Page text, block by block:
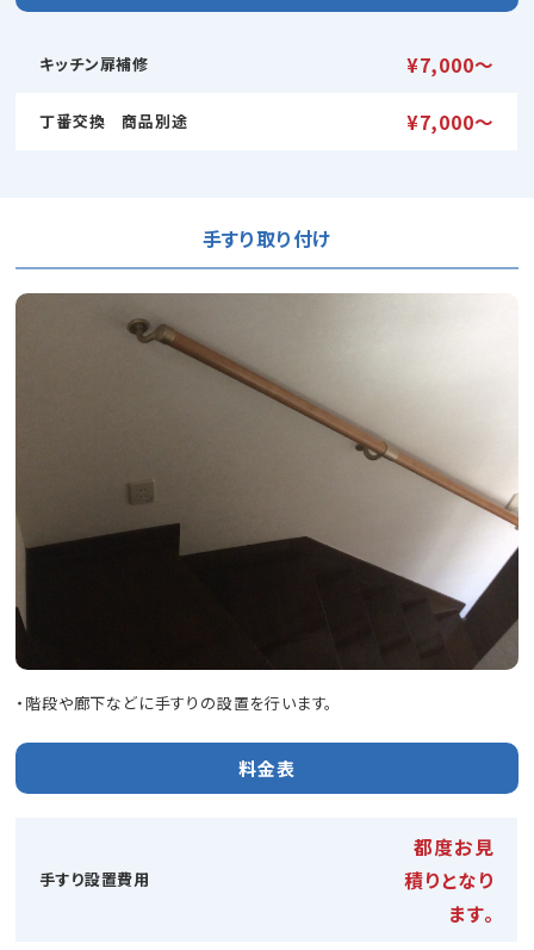
キッチン扉補修 ¥7,000〜
丁番交換 商品別途 ¥7,000〜
手すり取り付け
・階段や廊下などに手すりの設置を行います。
料金表
手すり設置費用
都度お見
積りとなり
ます。